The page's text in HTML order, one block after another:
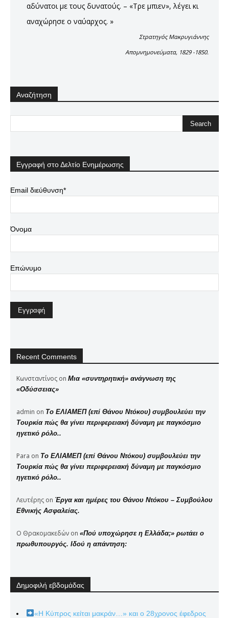
αδύνατοι με τους δυνατούς. – «Τρε μπιεν», λέγει κι
αναχώρησε ο ναύαρχος. »
Στρατηγός Μακρυγιάννης
Απομνημονεύματα, 1829 -1850.
Αναζήτηση
Εγγραφή στο Δελτίο Ενημέρωσης
Email διεύθυνση*
Όνομα
Επώνυμο
Recent Comments
Κωνσταντίνος on Μια «συντηρητική» ανάγνωση της
«Οδύσσειας»
admin on Το ΕΛΙΑΜΕΠ (επί Θάνου Ντόκου) συμβουλεύει την
Τουρκία πώς θα γίνει περιφερειακή δύναμη με παγκόσμιο
ηγετικό ρόλο..
Para on Το ΕΛΙΑΜΕΠ (επί Θάνου Ντόκου) συμβουλεύει την
Τουρκία πώς θα γίνει περιφερειακή δύναμη με παγκόσμιο
ηγετικό ρόλο..
Λευτέρης on Έργα και ημέρες του Θάνου Ντόκου – Συμβούλου
Εθνικής Ασφαλείας.
Ο Θρακομακεδών on «Πού υποχώρησε η Ελλάδα;» ρωτάει ο
πρωθυπουργός. Ιδού η απάντηση:
Δημοφιλή εβδομάδας
«Η Κύπρος κείται μακράν…» και ο 28χρονος έφεδρος